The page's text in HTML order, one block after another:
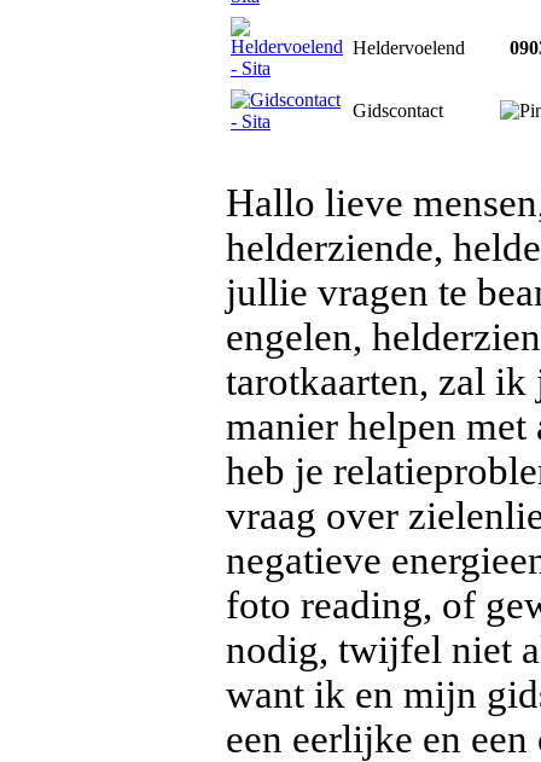
Heldervoelend
Gidscontact
Hallo lieve
helderziende,
jullie vragen te
engelen,
tarotkaarten, zal ik
manier helpen
heb je
vraag over
negatieve
foto reading, of
nodig, twijfel niet
want ik en mijn
een eerlijke en